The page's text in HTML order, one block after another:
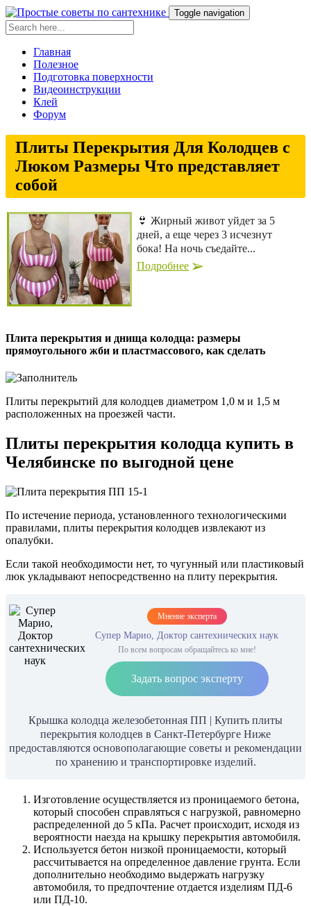
Toggle navigation
Главная
Полезное
Подготовка поверхности
Видеоинструкции
Клей
Форум
Плиты Перекрытия Для Колодцев с
Люком Размеры Что представляет
собой
👙 Жирный живот уйдет за 5
дней, а еще через 3 исчезнут
бока! На ночь съедайте...
Подробнее
Плита перекрытия и днища колодца: размеры
прямоугольного жби и пластмассового, как сделать
Плиты перекрытий для колодцев диаметром 1,0 м и 1,5 м
расположенных на проезжей части.
Плиты перекрытия колодца купить в
Челябинске по выгодной цене
По истечение периода, установленного технологическими
правилами, плиты перекрытия колодцев извлекают из
опалубки.
Если такой необходимости нет, то чугунный или пластиковый
люк укладывают непосредственно на плиту перекрытия.
Мнение эксперта
Супер Марио, Доктор сантехнических наук
По всем вопросам обращайтесь ко мне!
Задать вопрос эксперту
Крышка колодца железобетонная ПП | Купить плиты
перекрытия колодцев в Санкт-Петербурге Ниже
предоставляются основополагающие советы и рекомендации
по хранению и транспортировке изделий.
Изготовление осуществляется из проницаемого бетона,
который способен справляться с нагрузкой, равномерно
распределенной до 5 кПа. Расчет происходит, исходя из
вероятности наезда на крышку перекрытия автомобиля.
Используется бетон низкой проницаемости, который
рассчитывается на определенное давление грунта. Если
дополнительно необходимо выдержать нагрузку
автомобиля, то предпочтение отдается изделиям ПД-6
или ПД-10.